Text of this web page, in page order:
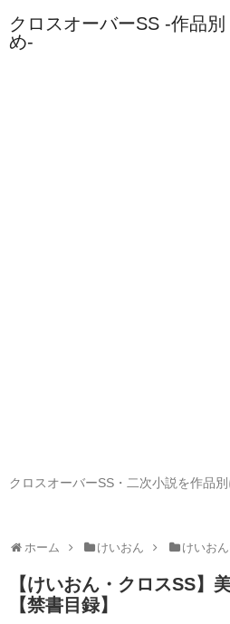
クロスオーバーSS -作品別
め-
クロスオーバーSS・二次小説を作品
ホーム けいおん けいお
【けいおん・クロスSS】
【禁書目録】